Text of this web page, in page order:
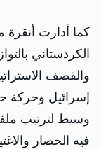
كما أدارت
الكردستاني
والقصف
إسرائيل وحركة
وسيط لترتيب
فيه الحصار